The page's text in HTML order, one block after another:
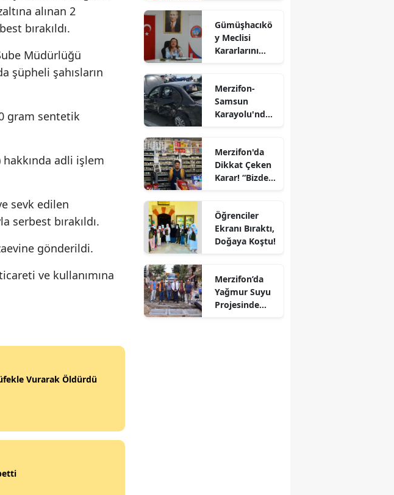
Erzurum
Gaziantep
Giresun
Hakkari
Isparta
Mersin
İzmir
alınan 2
bırakıldı.
Müdürlüğü
şüpheli şahısların
gram sentetik
hakkında adli işlem
sevk edilen
serbest bırakıldı.
gönderildi.
ve kullanımına
Vurarak Öldürdü
Emekliliğe
Sevk Edildi
Gümüşhacıkö
y Meclisi
Kararlarını
Merzifon-
Samsun
Karayolu'nda
Çarpıştı
Merzifon'da
Dikkat Çeken
Karar! “Bizde
Öğrenciler
Ekranı Bıraktı,
Doğaya Koştu!
Merzifon’da
Yağmur Suyu
Projesinde